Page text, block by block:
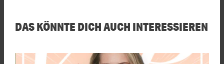
DAS KÖNNTE DICH AUCH INTERESSIEREN